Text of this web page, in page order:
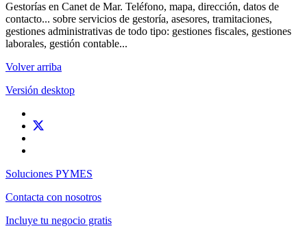
Gestorías en Canet de Mar. Teléfono, mapa, dirección, datos de
contacto... sobre servicios de gestoría, asesores, tramitaciones,
gestiones administrativas de todo tipo: gestiones fiscales, gestiones
laborales, gestión contable...
Volver arriba
Versión desktop
Soluciones PYMES
Contacta con nosotros
Incluye tu negocio gratis